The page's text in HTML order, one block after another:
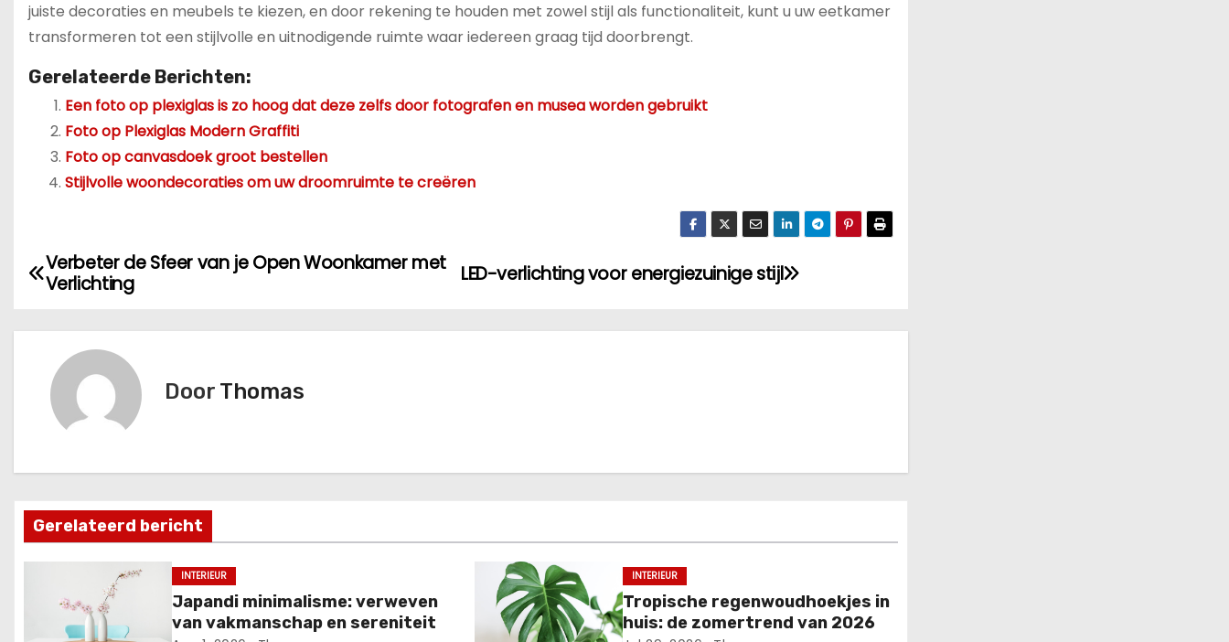
juiste decoraties en meubels te kiezen, en door rekening te houden met zowel stijl als functionaliteit, kunt u uw eetkamer
transformeren tot een stijlvolle en uitnodigende ruimte waar iedereen graag tijd doorbrengt.
Gerelateerde Berichten:
Een foto op plexiglas is zo hoog dat deze zelfs door fotografen en musea worden gebruikt
Foto op Plexiglas Modern Graffiti
Foto op canvasdoek groot bestellen
Stijlvolle woondecoraties om uw droomruimte te creëren
B
t
n
LED-verlichting voor energiezuinige stijl
Verbeter de Sfeer van je Open Woonkamer met
Verlichting
Door Thomas
Gerelateerd bericht
INTERIEUR
Japandi minimalisme: verweven
van vakmanschap en sereniteit
INTERIEUR
Tropische regenwoudhoekjes in
huis: de zomertrend van 2026